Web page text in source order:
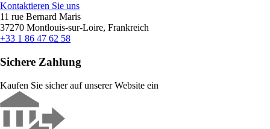
Kontaktieren Sie uns
11 rue Bernard Maris
37270 Montlouis-sur-Loire, Frankreich
+33 1 86 47 62 58
Sichere Zahlung
Kaufen Sie sicher auf unserer Website ein